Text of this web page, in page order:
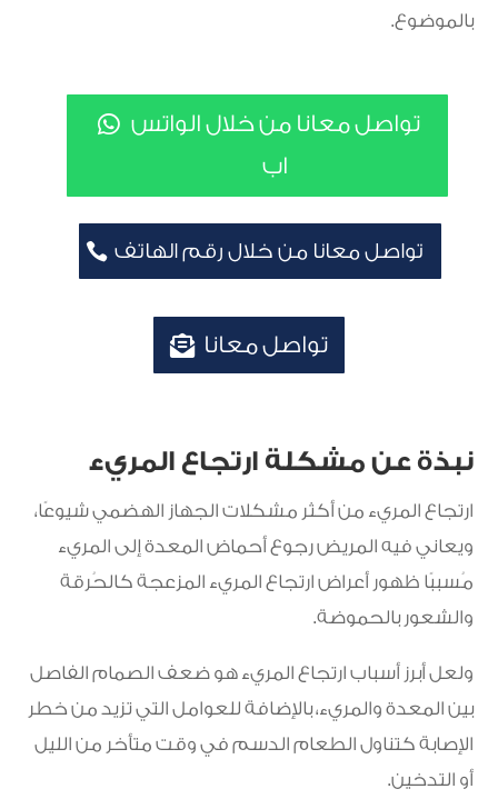
بالموضوع.
تواصل معانا من خلال الواتس
اب
تواصل معانا من خلال رقم الهاتف
تواصل معانا
نبذة عن مشكلة ارتجاع المريء
ارتجاع المريء من أكثر مشكلات الجهاز الهضمي شيوعًا،
ويعاني فيه المريض رجوع أحماض المعدة إلى المريء
مُسببًا ظهور أعراض ارتجاع المريء المزعجة كالحُرقة
والشعور بالحموضة.
ولعل أبرز أسباب ارتجاع المريء هو ضعف الصمام الفاصل
بين المعدة والمريء، بالإضافة للعوامل التي تزيد من خطر
الإصابة كتناول الطعام الدسم في وقت متأخر من الليل
أو التدخين.